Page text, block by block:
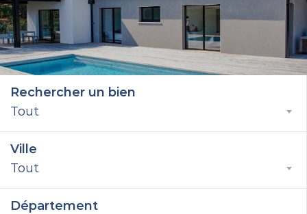
Rechercher un bien
Tout
Ville
Tout
Département